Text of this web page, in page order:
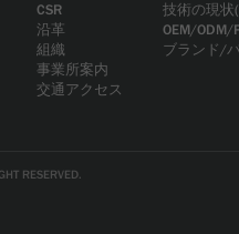
CSR
沿革
組織
事業所案内
交通アクセス
技術の現状
OEM/ODM/
ブランド/
RESERVED.